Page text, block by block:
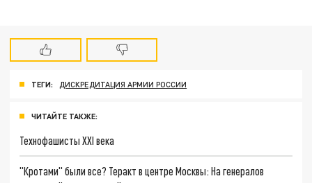
ТЕГИ: ДИСКРЕДИТАЦИЯ АРМИИ РОССИИ
ЧИТАЙТЕ ТАКЖЕ:
Технофашисты XXI века
"Кротами" были все? Теракт в центре Москвы: На генералов